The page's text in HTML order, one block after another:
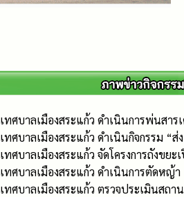
เทศบาลเมืองสระแก้ว ดำเนินการพ่นสา
เทศบาลเมืองสระแก้ว ดำเนินกิจกรรม “
เทศบาลเมืองสระแก้ว จัดโครงการถังขยะ
เทศบาลเมืองสระแก้ว ดำเนินการตัดหญ้า
เทศบาลเมืองสระแก้ว ตรวจประเมินสถ